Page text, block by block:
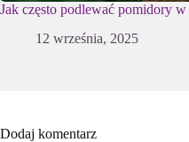
Jak często podlewać pomidory w
12 września, 2025
Dodaj komentarz